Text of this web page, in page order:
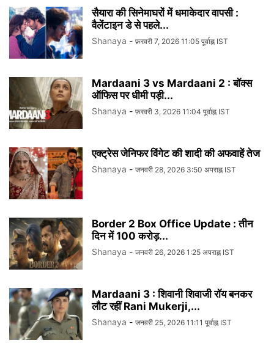
सैयारा की सिनेमाघरों में धमाकेदार वापसी :
वैलेंटाइन डे से पहले...
Shanaya - फ़रवरी 7, 2026 11:05 पूर्वाह्न IST
Mardaani 3 vs Mardaani 2 : बॉक्स
ऑफिस पर धीमी पड़ी...
Shanaya - फ़रवरी 3, 2026 11:04 पूर्वाह्न IST
एक्ट्रेस जेनिफर विंगेट की शादी की अफवाहें तेज
Shanaya - जनवरी 28, 2026 3:50 अपराह्न IST
Border 2 Box Office Update : तीन
दिन में 100 करोड़...
Shanaya - जनवरी 26, 2026 1:25 अपराह्न IST
Mardaani 3 : शिवानी शिवाजी रॉय बनकर
लौट रहीं Rani Mukerji,...
Shanaya - जनवरी 25, 2026 11:11 पूर्वाह्न IST